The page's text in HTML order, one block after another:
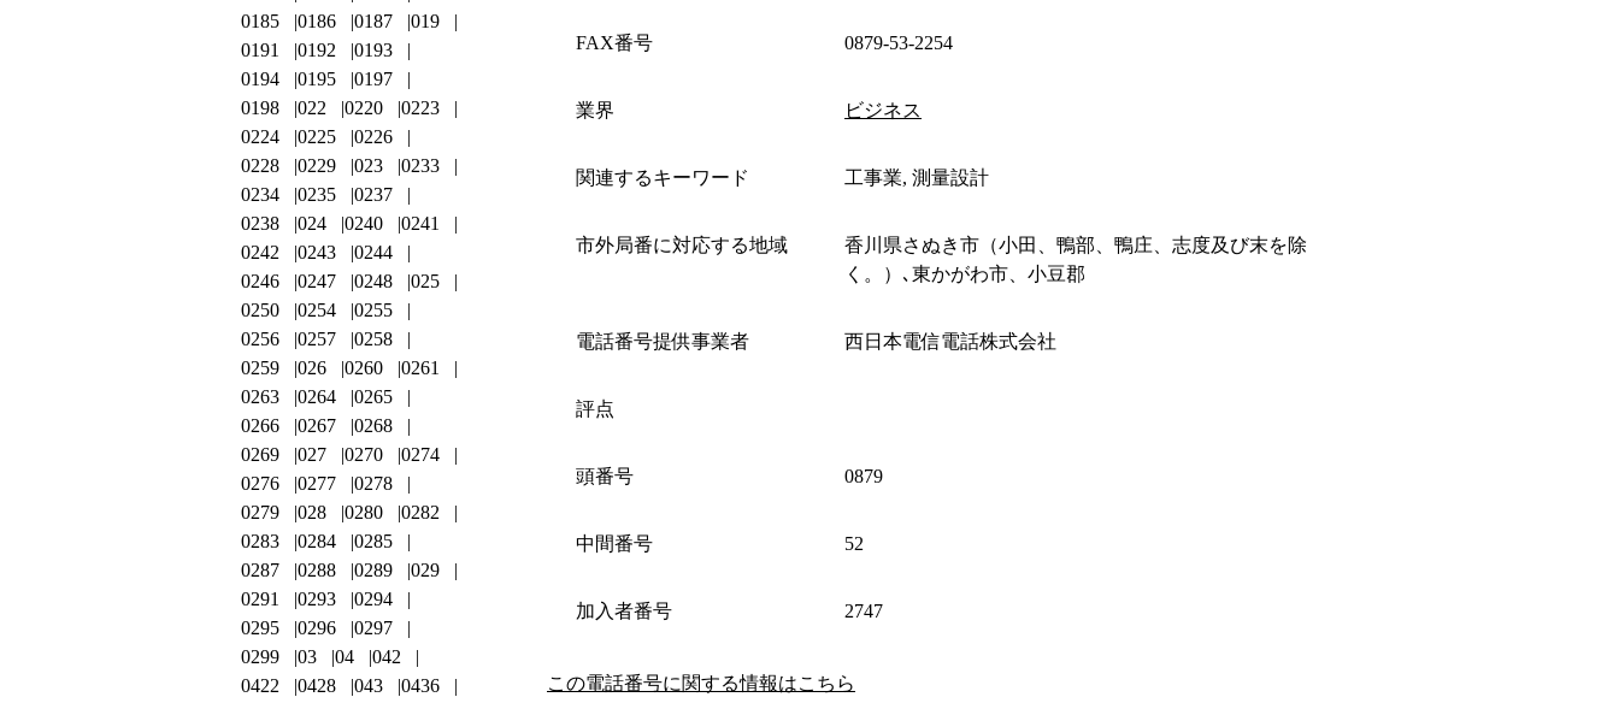
FAX番号 0879-53-2254
業界 ビジネス
関連するキーワード 工事業, 測量設計
市外局番に対応する地域
香川県さぬき市（小田、鴨部、鴨庄、志度及び末を除
く。）､東かがわ市、小豆郡
電話番号提供事業者 西日本電信電話株式会社
評点
頭番号 0879
中間番号 52
加入者番号 2747
この電話番号に関する情報はこちら
0185
0186 0187
019
0191
0192
0193
0194
0195
0197
0198
022 0220
0223
0224
0225
0226
0228
0229 023
0233
0234
0235
0237
0238
024 0240
0241
0242
0243
0244
0246
0247 0248
025
0250
0254
0255
0256
0257
0258
0259
026 0260
0261
0263
0264
0265
0266
0267
0268
0269
027 0270
0274
0276
0277
0278
0279
028 0280
0282
0283
0284
0285
0287
0288 0289
029
0291
0293
0294
0295
0296
0297
0299
03 04
042
0422
0428 043
0436